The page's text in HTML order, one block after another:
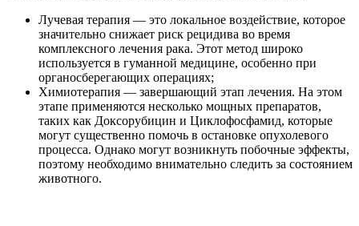
Лучевая терапия — это локальное воздействие, которое
значительно снижает риск рецидива во время
комплексного лечения рака. Этот метод широко
используется в гуманной медицине, особенно при
органосберегающих операциях;
Химиотерапия — завершающий этап лечения. На этом
этапе применяются несколько мощных препаратов,
таких как Доксорубицин и Циклофосфамид, которые
могут существенно помочь в остановке опухолевого
процесса. Однако могут возникнуть побочные эффекты,
поэтому необходимо внимательно следить за состоянием
животного.